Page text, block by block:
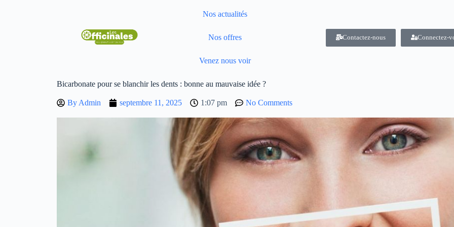
Nos actualités
Nos offres
Venez nous voir
Contactez-nous Connectez-
Bicarbonate pour se blanchir les dents : bonne au mauvaise idée ?
By Admin septembre 11, 2025 1:07 pm No Comments